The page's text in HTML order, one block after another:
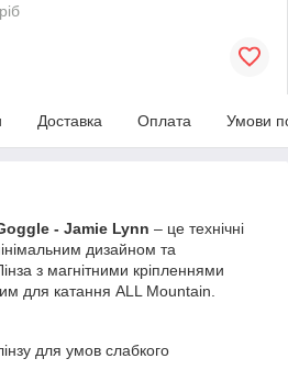
Доставка Оплата Умови
- Jamie Lynn – це технічні
дизайном та
з магнітними кріпленнями
для катання ALL Mountain.
для умов слабкого